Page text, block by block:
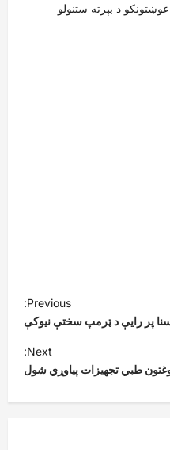
غوښتونکو د بېرته ستنولو
Previous:
پر رایې د ټرمپ سختې نیوکې
Next:
طبي تجهیزات پیاوړي شول